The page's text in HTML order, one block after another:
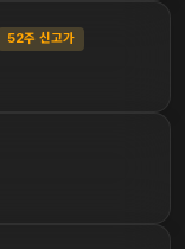
52주 신고가